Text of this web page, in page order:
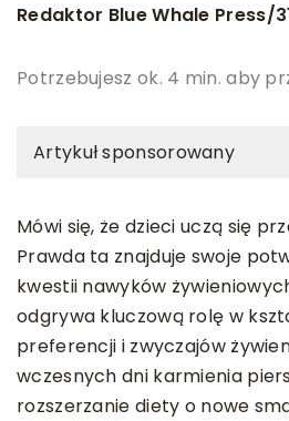
Redaktor Blue Whale Press/
Potrzebujesz ok. 4 min. aby
Artykuł sponsorowany
Mówi się, że dzieci uczą się
Prawda ta znajduje swoje
kwestii nawyków
odgrywa kluczową rolę w
preferencji i zwyczajów
wczesnych dni karmienia
rozszerzanie diety o nowe